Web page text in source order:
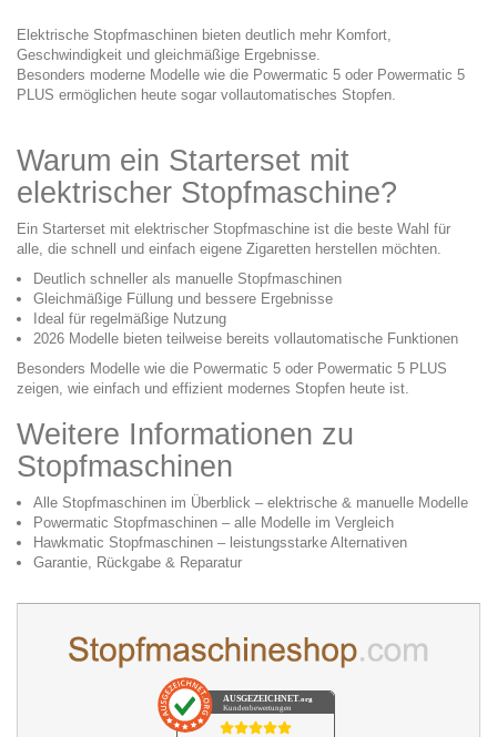
Elektrische Stopfmaschinen bieten deutlich mehr Komfort,
Geschwindigkeit und gleichmäßige Ergebnisse.
Besonders moderne Modelle wie die Powermatic 5 oder Powermatic 5
PLUS ermöglichen heute sogar vollautomatisches Stopfen.
Warum ein Starterset mit
elektrischer Stopfmaschine?
Ein Starterset mit elektrischer Stopfmaschine ist die beste Wahl für
alle, die schnell und einfach eigene Zigaretten herstellen möchten.
Deutlich schneller als manuelle Stopfmaschinen
Gleichmäßige Füllung und bessere Ergebnisse
Ideal für regelmäßige Nutzung
2026 Modelle bieten teilweise bereits vollautomatische Funktionen
Besonders Modelle wie die Powermatic 5 oder Powermatic 5 PLUS
zeigen, wie einfach und effizient modernes Stopfen heute ist.
Weitere Informationen zu
Stopfmaschinen
Alle Stopfmaschinen im Überblick – elektrische & manuelle Modelle
Powermatic Stopfmaschinen – alle Modelle im Vergleich
Hawkmatic Stopfmaschinen – leistungsstarke Alternativen
Garantie, Rückgabe & Reparatur
AUSGEZEICHNET.org
Kundenbewertungen